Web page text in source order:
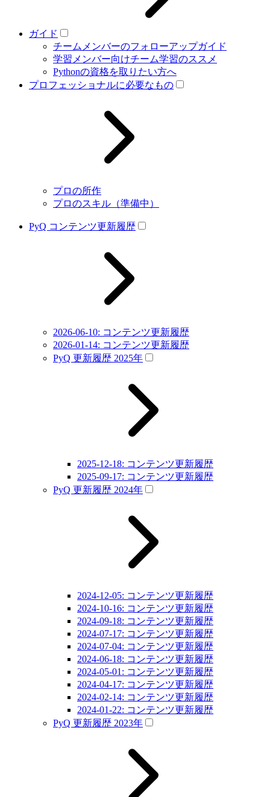
ガイド
チームメンバーのフォローアップガイド
学習メンバー向けチーム学習のススメ
Pythonの資格を取りたい方へ
プロフェッショナルに必要なもの
プロの所作
プロのスキル（準備中）
PyQ コンテンツ更新履歴
2026-06-10: コンテンツ更新履歴
2026-01-14: コンテンツ更新履歴
PyQ 更新履歴 2025年
2025-12-18: コンテンツ更新履歴
2025-09-17: コンテンツ更新履歴
PyQ 更新履歴 2024年
2024-12-05: コンテンツ更新履歴
2024-10-16: コンテンツ更新履歴
2024-09-18: コンテンツ更新履歴
2024-07-17: コンテンツ更新履歴
2024-07-04: コンテンツ更新履歴
2024-06-18: コンテンツ更新履歴
2024-05-01: コンテンツ更新履歴
2024-04-17: コンテンツ更新履歴
2024-02-14: コンテンツ更新履歴
2024-01-22: コンテンツ更新履歴
PyQ 更新履歴 2023年